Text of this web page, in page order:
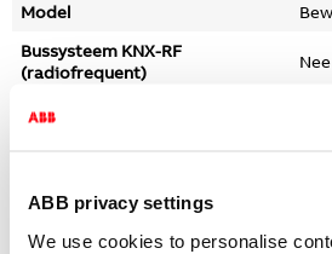
ABB privacy settings
We use cookies to personalise
Model
Bussysteem KNX-RF
(radiofrequent)
Nee
Bussysteem radiofrequent